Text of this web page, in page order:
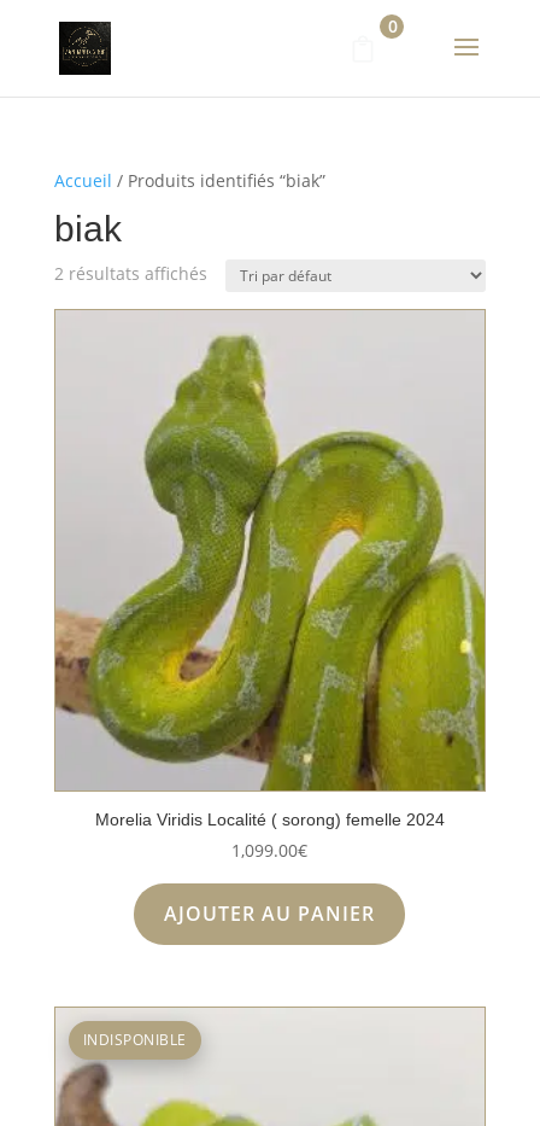
0
Accueil / Produits identifiés “biak”
biak
2 résultats affichés
Morelia Viridis Localité ( sorong) femelle 2024
1,099.00€
AJOUTER AU PANIER
INDISPONIBLE